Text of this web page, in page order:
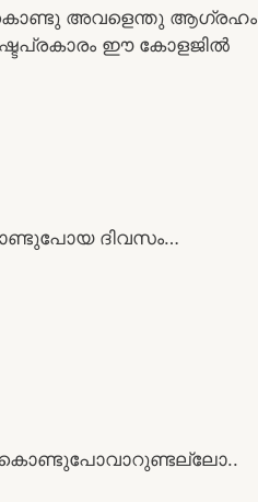
കൊണ്ടു അവളെന്തു ആഗ്രഹം
ഈ കോളജിൽ
ദിവസം…
കൊണ്ടുപോവാറുണ്ടല്ലോ..